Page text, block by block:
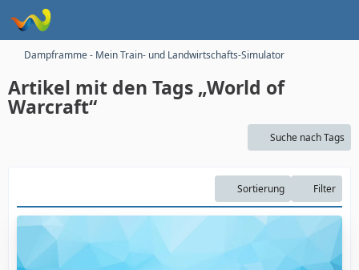
Dampframme - Mein Train- und Landwirtschafts-Simulator
Artikel mit den Tags „World of
Warcraft“
Suche nach Tags
Sortierung Filter